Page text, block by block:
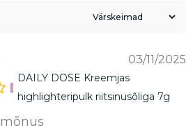
03/11/2025
DAILY DOSE Kreemjas
highlighteripulk riitsinusõliga 7g